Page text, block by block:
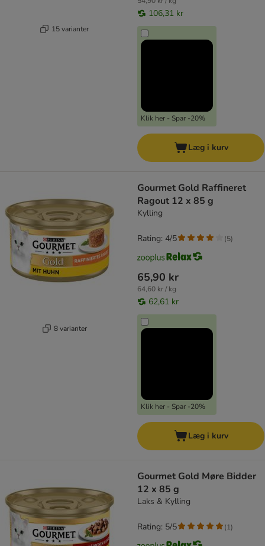
15 varianter
106,31 kr
Klik her - Spar -20%
Læg i kurv
8 varianter
Gourmet Gold Raffineret
Ragout 12 x 85 g
Kylling
65,90 kr
64,60 kr / kg
62,61 kr
Klik her - Spar -20%
Rating: 4/5 (5)
Læg i kurv
Gourmet Gold Møre Bidder
12 x 85 g
Laks & Kylling
Rating: 5/5 (1)